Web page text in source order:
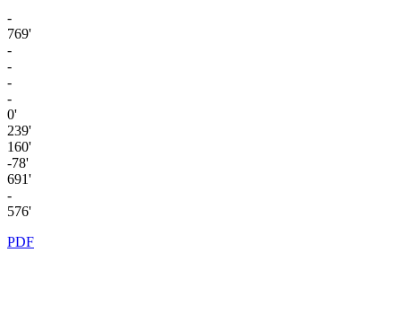
-
769'
-
-
-
-
0'
239'
160'
-78'
691'
-
576'
PDF